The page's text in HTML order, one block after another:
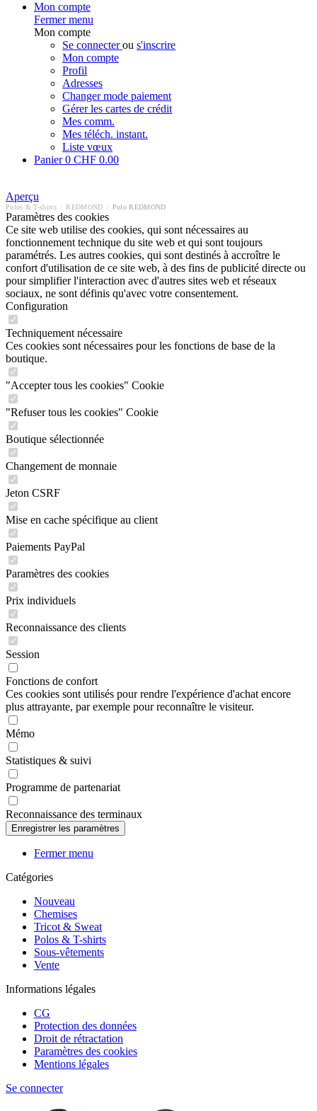
Mon compte
Fermer menu
Mon compte
Se connecterou s'inscrire
Mon compte
Profil
Adresses
Changer mode paiement
Gérer les cartes de crédit
Mes comm.
Mes téléch. instant.
Liste vœux
Panier0 CHF 0.00
Aperçu
Polos & T-shirts REDMOND Polo REDMOND
Paramètres des cookies
Ce site web utilise des cookies, qui sont nécessaires au
fonctionnement technique du site web et qui sont toujours
paramétrés. Les autres cookies, qui sont destinés à accroître le
confort d'utilisation de ce site web, à des fins de publicité directe ou
pour simplifier l'interaction avec d'autres sites web et réseaux
sociaux, ne sont définis qu'avec votre consentement.
Configuration
Techniquement nécessaire
Ces cookies sont nécessaires pour les fonctions de base de la
boutique.
"Accepter tous les cookies" Cookie
"Refuser tous les cookies" Cookie
Boutique sélectionnée
Changement de monnaie
Jeton CSRF
Mise en cache spécifique au client
Paiements PayPal
Paramètres des cookies
Prix individuels
Reconnaissance des clients
Session
Fonctions de confort
Ces cookies sont utilisés pour rendre l'expérience d'achat encore
plus attrayante, par exemple pour reconnaître le visiteur.
Mémo
Statistiques & suivi
Programme de partenariat
Reconnaissance des terminaux
Fermer menu
Catégories
Nouveau
Chemises
Tricot & Sweat
Polos & T-shirts
Sous-vêtements
Vente
Informations légales
CG
Protection des données
Droit de rétractation
Paramètres des cookies
Mentions légales
Se connecter